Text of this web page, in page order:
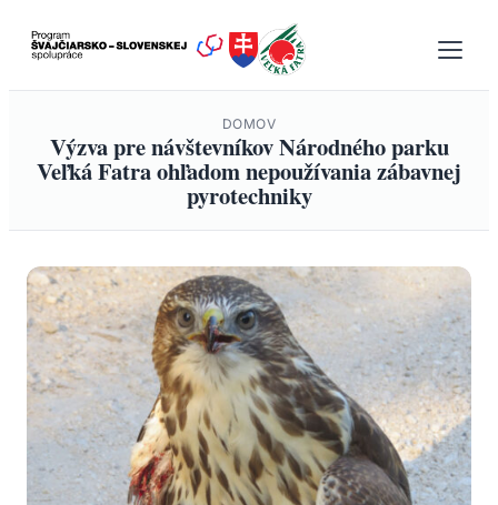
DOMOV
Výzva pre návštevníkov Národného parku
Veľká Fatra ohľadom nepoužívania zábavnej
pyrotechniky